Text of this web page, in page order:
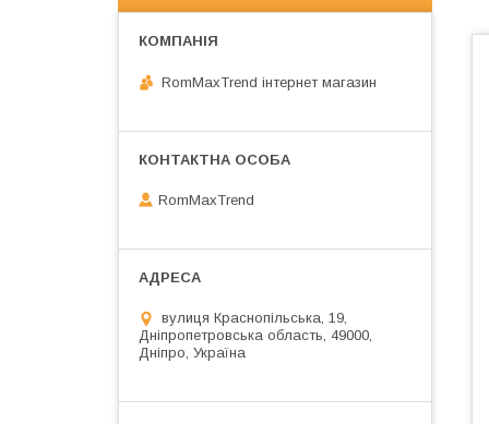
RomMaxTrend інтернет магазин
RomMaxTrend
вулиця Краснопільська, 19,
Дніпропетровська область, 49000,
Дніпро, Україна